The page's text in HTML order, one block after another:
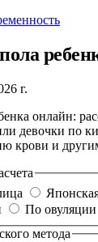
г.
онлайн:
девочки по
крови и
По овуляции
метода